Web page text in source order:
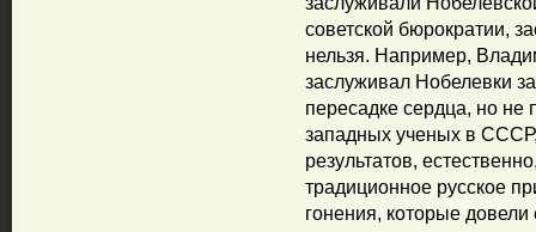
советской бюрократии,
нельзя. Например,
заслуживал Нобелевки
пересадке сердца, но не
западных ученых в
результатов,
традиционное русское
гонения, которые довели